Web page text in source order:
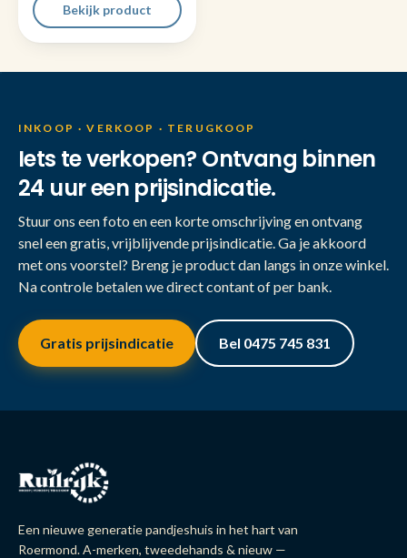
Bekijk product
INKOOP · VERKOOP · TERUGKOOP
Iets te verkopen? Ontvang binnen
24 uur een prijsindicatie.
Stuur ons een foto en een korte omschrijving en ontvang
snel een gratis, vrijblijvende prijsindicatie. Ga je akkoord
met ons voorstel? Breng je product dan langs in onze winkel.
Na controle betalen we direct contant of per bank.
Gratis prijsindicatie Bel 0475 745 831
Een nieuwe generatie pandjeshuis in het hart van
Roermond. A-merken, tweedehands & nieuw —